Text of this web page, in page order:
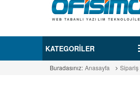
KATEGORILER
Buradasınız: Anasayfa Sipariş